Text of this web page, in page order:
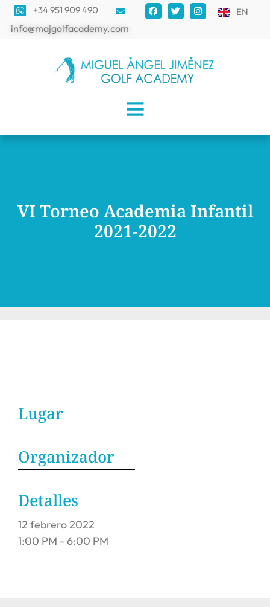
+34 951 909 490
info@majgolfacademy.com
EN
VI Torneo Academia Infantil
2021-2022
Lugar
Organizador
Detalles
12 febrero2022
1:00 PM - 6:00 PM